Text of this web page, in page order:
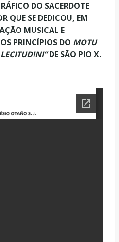
DO SACERDOTE
QUE SE DEDICOU, EM
MUSICAL E
PRINCÍPIOS DO MOTU
DE SÃO PIO X.